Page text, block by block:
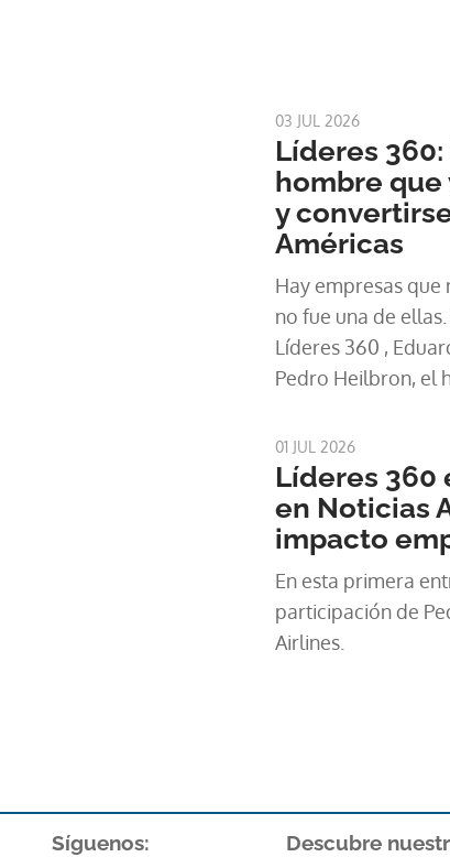
03 JUL 2026
Líderes
hombre que
y
Américas
Hay empresas que
no fue una de
Líderes 360 ,
Pedro Heilbron, el
una pequeña
01 JUL 2026
Líderes 360
en Noticias
impacto
En esta primera
participación de
Airlines.
Síguenos: Descubre